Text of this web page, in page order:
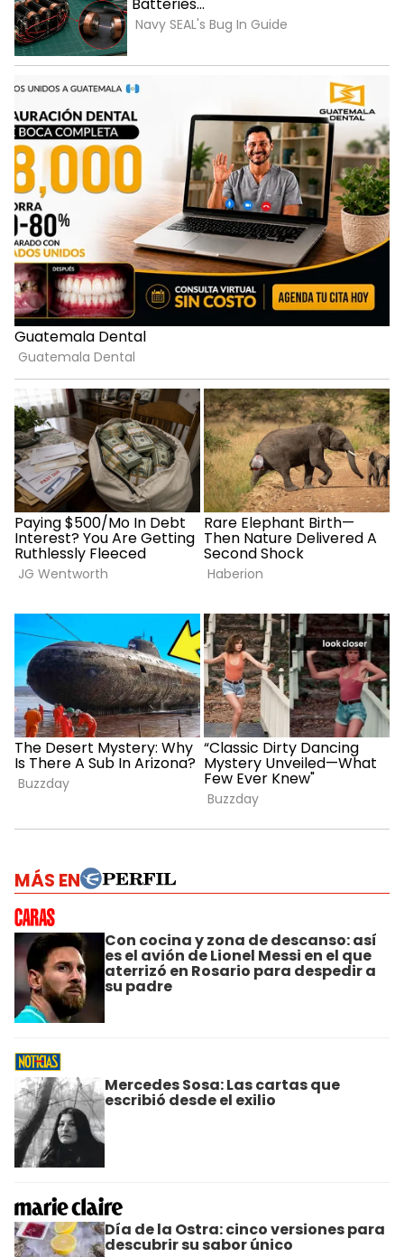
MÁS EN
Con cocina y zona de descanso: así
es el avión de Lionel Messi en el que
aterrizó en Rosario para despedir a
su padre
Mercedes Sosa: Las cartas que
escribió desde el exilio
Día de la Ostra: cinco versiones para
descubrir su sabor único